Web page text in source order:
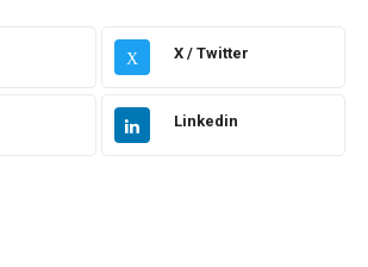
Gıda
Elektrik Elektronik
X X / Twitter
Linkedin